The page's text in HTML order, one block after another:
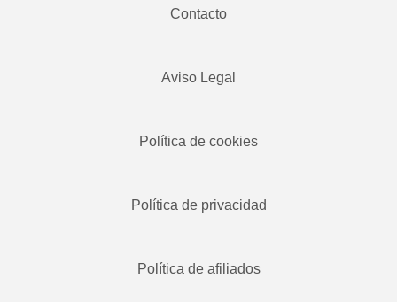
Contacto
Aviso Legal
Política de cookies
Política de privacidad
Política de afiliados